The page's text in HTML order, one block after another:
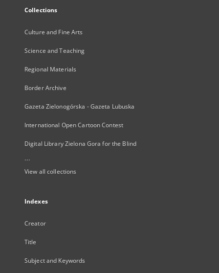
Collections
Culture and Fine Arts
Science and Teaching
Regional Materials
Border Archive
Gazeta Zielonogórska - Gazeta Lubuska
International Open Cartoon Contest
Digital Library Zielona Gora for the Blind
...
View all collections
Indexes
Creator
Title
Subject and Keywords